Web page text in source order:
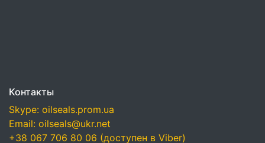
Контакты
Skype: oilseals.prom.ua
Email: oilseals@ukr.net
+38 067 706 80 06 (доступен в Viber)